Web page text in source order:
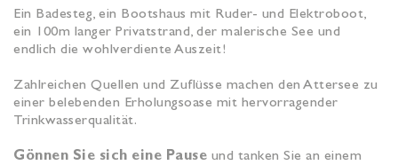
Ein Badesteg, ein Bootshaus mit Ruder- und Elektroboot,
ein 100m langer Privatstrand, der malerische See und
endlich die wohlverdiente Auszeit!
Zahlreichen Quellen und Zuflüsse machen den Attersee zu
einer belebenden Erholungsoase mit hervorragender
Trinkwasserqualität.
Gönnen Sie sich eine Pause und tanken Sie an einem